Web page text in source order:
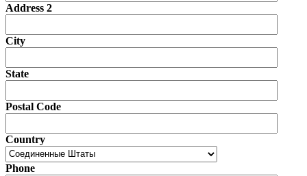
Address 2
City
State
Postal Code
Country
Phone